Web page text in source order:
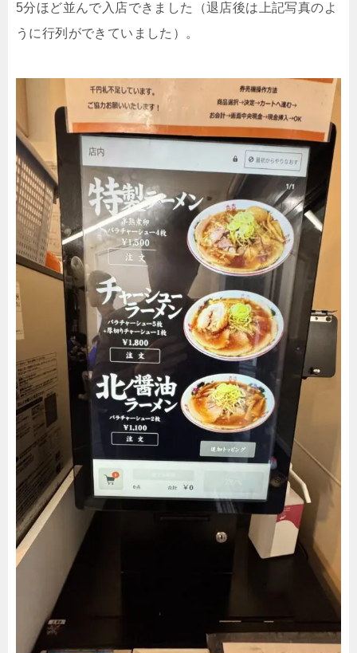
5分ほど並んで入店できました（退店後は上記写真のよ
うに行列ができていました）。